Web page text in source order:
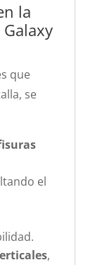
la
que
se
el
,